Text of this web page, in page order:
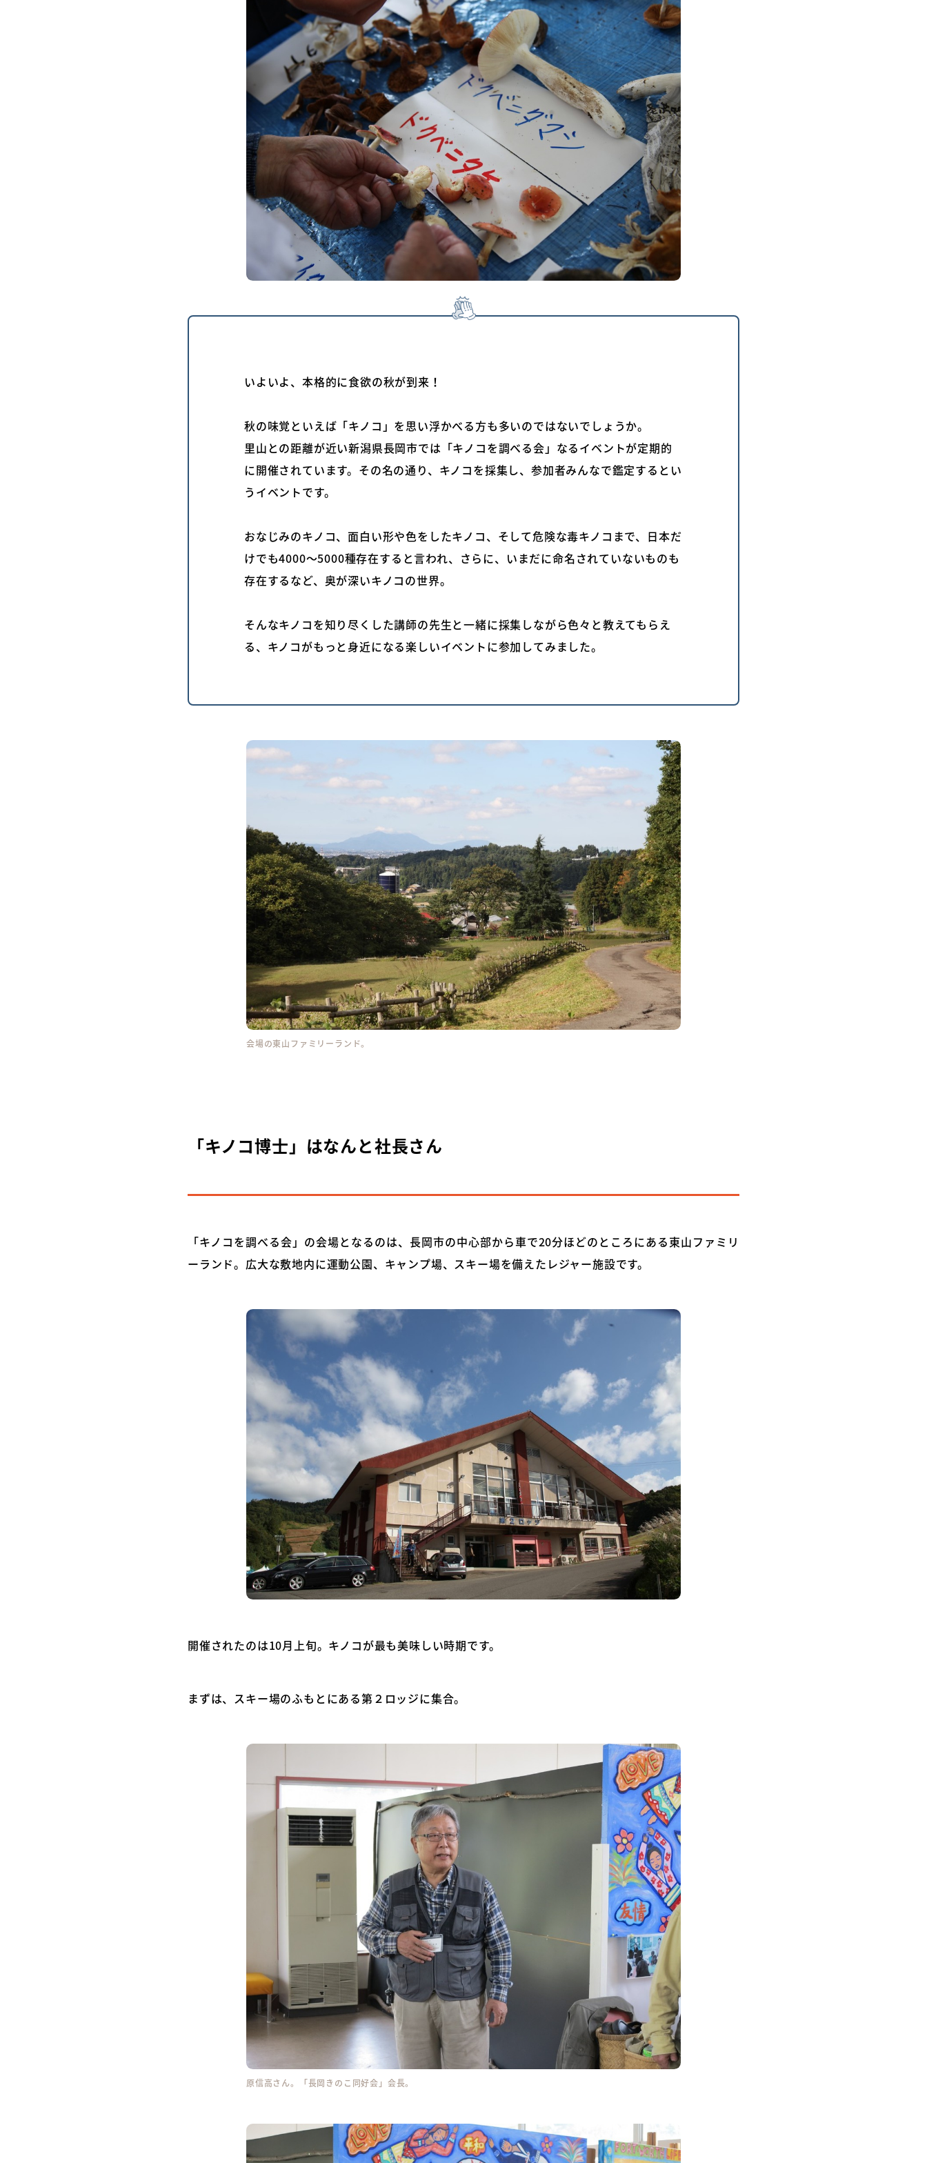
いよいよ、本格的に食欲の秋が到来！
秋の味覚といえば「キノコ」を思い浮かべる方も多いのではないでしょうか。
里山との距離が近い新潟県長岡市では「キノコを調べる会」なるイベントが定期的
に開催されています。その名の通り、キノコを採集し、参加者みんなで鑑定するとい
うイベントです。
おなじみのキノコ、面白い形や色をしたキノコ、そして危険な毒キノコまで、日本だ
けでも4000～5000種存在すると言われ、さらに、いまだに命名されていないものも
存在するなど、奥が深いキノコの世界。
そんなキノコを知り尽くした講師の先生と一緒に採集しながら色々と教えてもらえ
る、キノコがもっと身近になる楽しいイベントに参加してみました。
会場の東山ファミリーランド。
「キノコ博士」はなんと社長さん
「キノコを調べる会」の会場となるのは、長岡市の中心部から車で20分ほどのところにある東山ファミリ
ーランド。広大な敷地内に運動公園、キャンプ場、スキー場を備えたレジャー施設です。
開催されたのは10月上旬。キノコが最も美味しい時期です。
まずは、スキー場のふもとにある第２ロッジに集合。
原信高さん。「長岡きのこ同好会」会長。